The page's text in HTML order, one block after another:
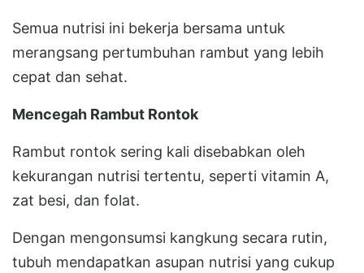
Semua nutrisi ini bekerja bersama untuk
merangsang pertumbuhan rambut yang lebih
cepat dan sehat.
Mencegah Rambut Rontok
Rambut rontok sering kali disebabkan oleh
kekurangan nutrisi tertentu, seperti vitamin A,
zat besi, dan folat.
Dengan mengonsumsi kangkung secara rutin,
tubuh mendapatkan asupan nutrisi yang cukup